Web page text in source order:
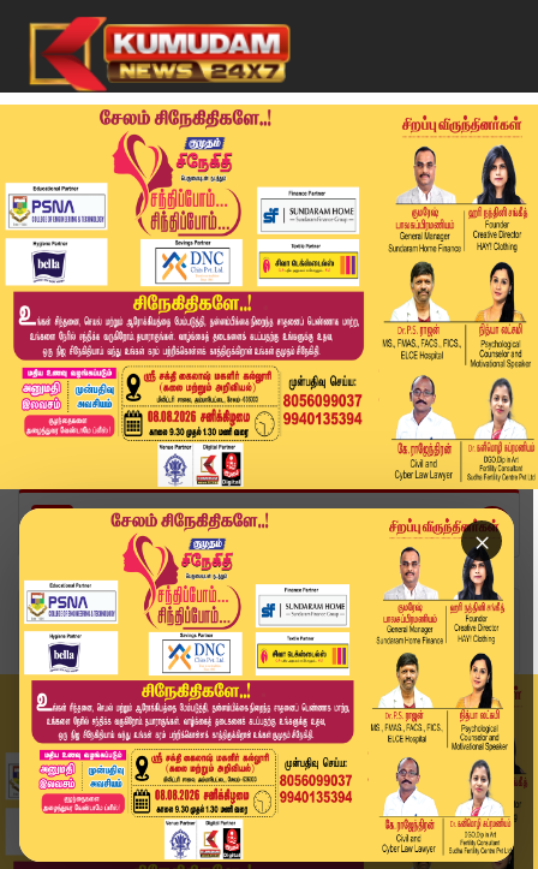
×
Home
வீடியோ ஸ்டோரி
அரசு அலுவலகத்தில் மதுபாட்டில்கள்! மக்கள் அதிர்ச...